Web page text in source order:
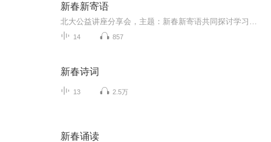
新春新寄语
14 857
新春诗词
13 2.5万
新春诵读